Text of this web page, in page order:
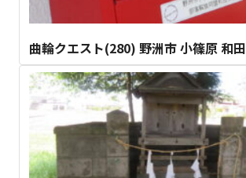
曲輪クエスト(280) 野洲市 小篠原 和田